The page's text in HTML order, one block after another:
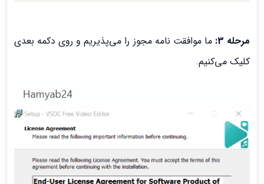
مرحله 3:
ما موافقت نامه مجوز را می‌پذیریم و روی دکمه بعدی
کلیک می‌کنیم.